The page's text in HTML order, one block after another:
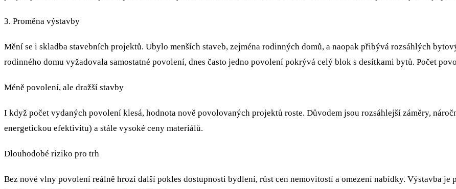
3. Proměna výstavby
Mění se i skladba stavebních projektů. Ubylo menších staveb, zejména rodinných domů, a naopak přibývá rozsáhlých
rodinného domu vyžadovala samostatné povolení, dnes často jedno povolení pokrývá celý blok s desítkami bytů. Počet
Méně povolení, ale dražší stavby
I když počet vydaných povolení klesá, hodnota nově povolovaných projektů roste. Důvodem jsou rozsáhlejší záměry,
energetickou efektivitu) a stále vysoké ceny materiálů.
Dlouhodobé riziko pro trh
Bez nové vlny povolení reálně hrozí další pokles dostupnosti bydlení, růst cen nemovitostí a omezení nabídky. Výstavba